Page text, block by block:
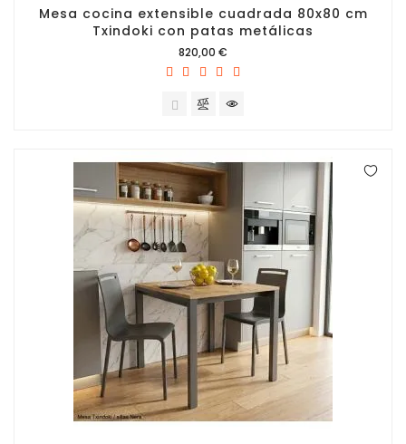
Mesa cocina extensible cuadrada 80x80 cm
Txindoki con patas metálicas
Precio
820,00 €